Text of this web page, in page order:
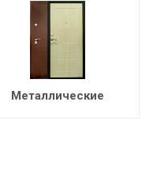
Металлические